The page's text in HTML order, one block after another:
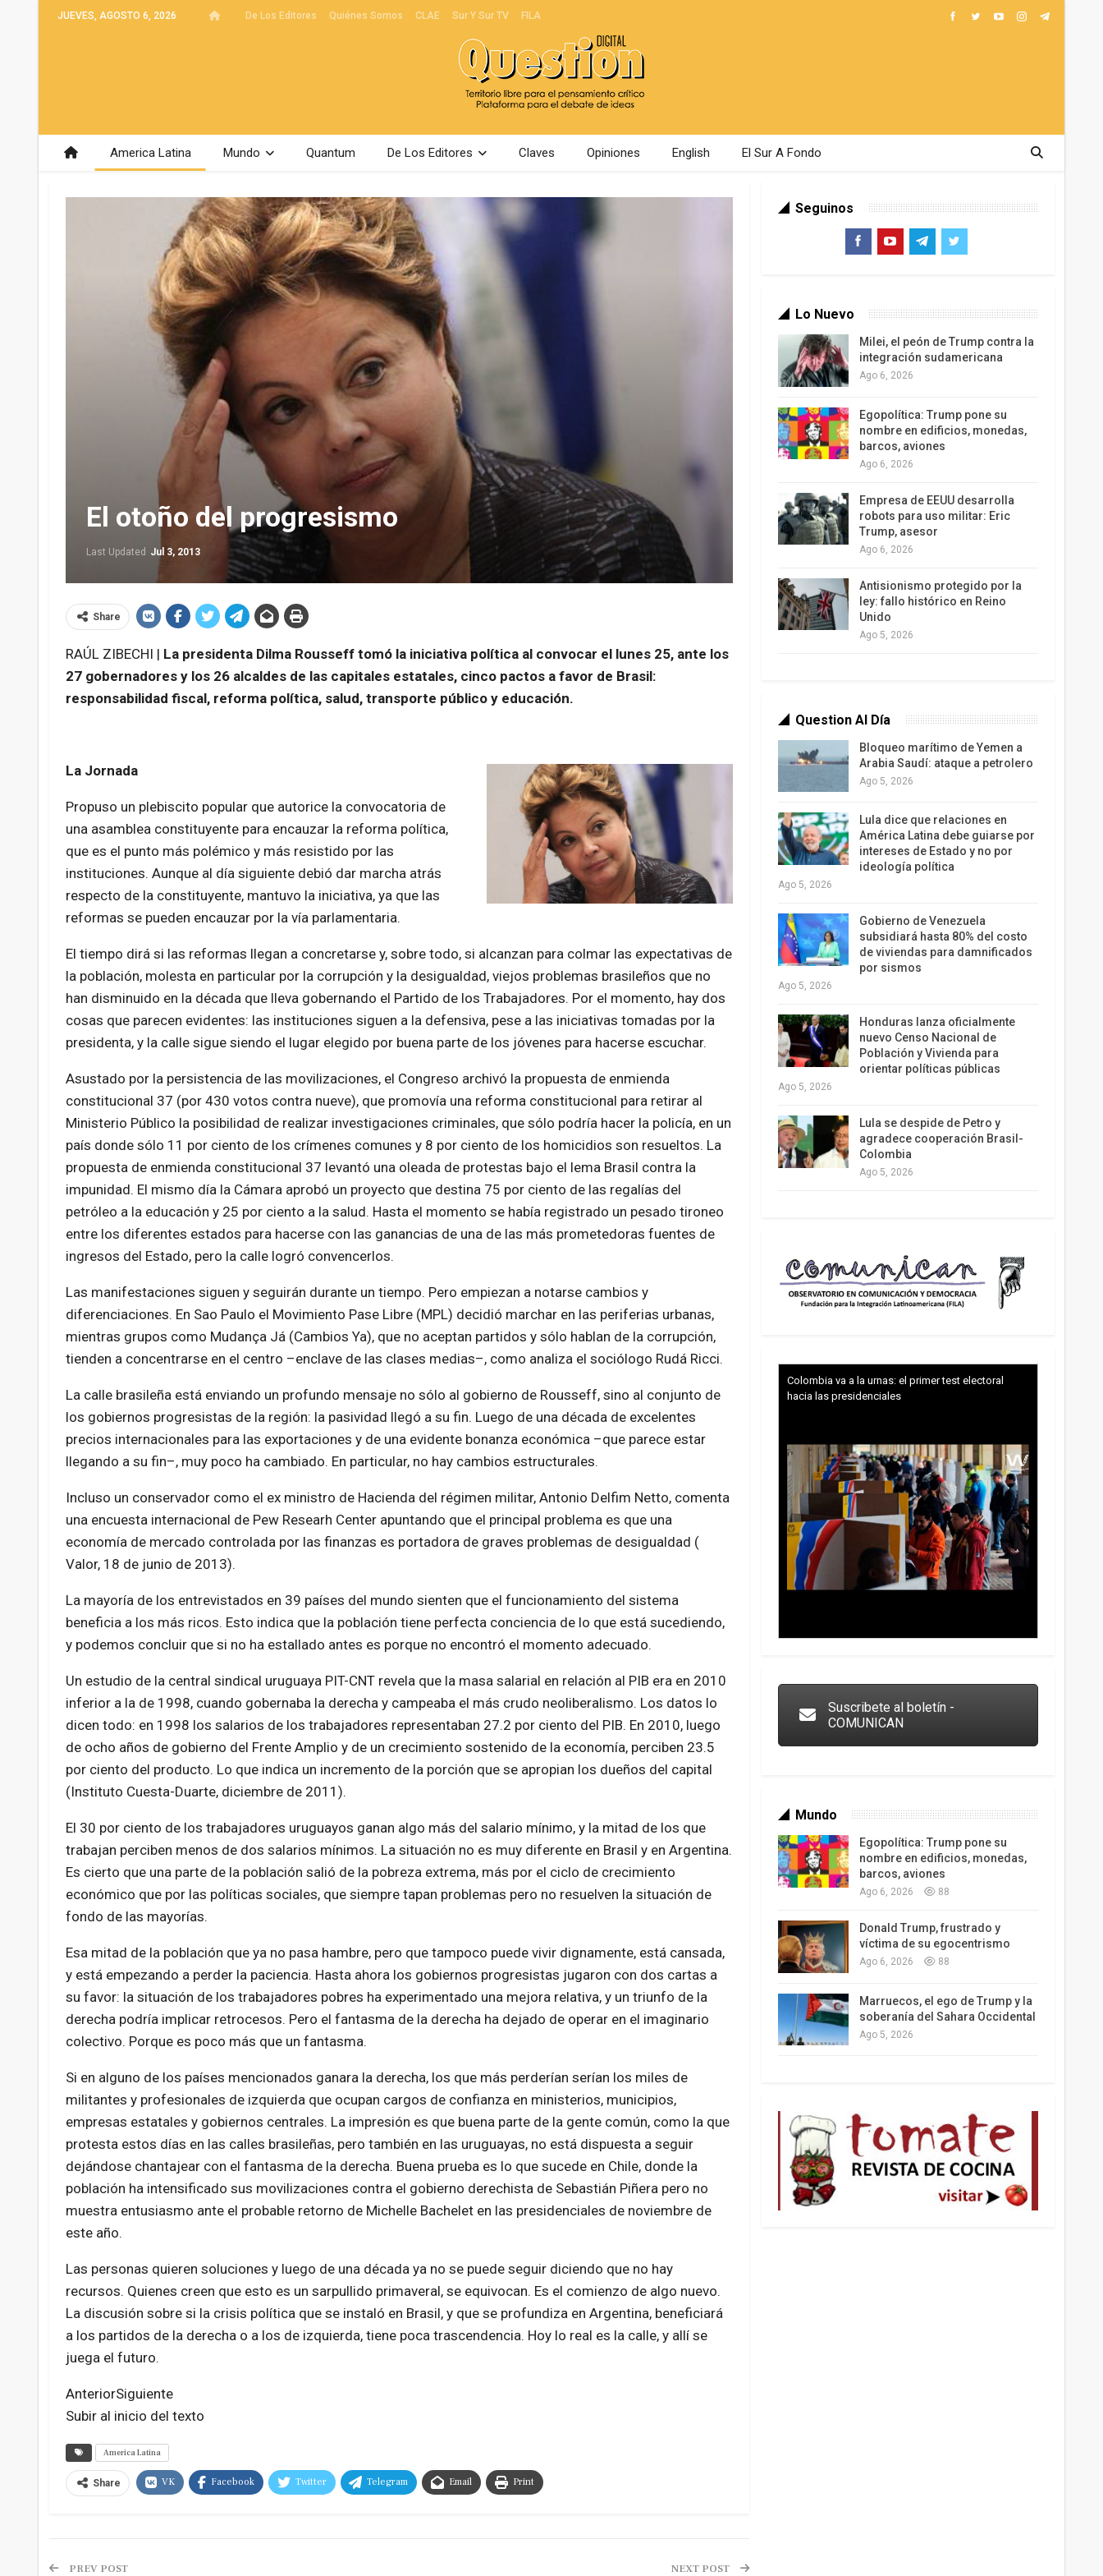
JUEVES, AGOSTO 6, 2026 De Los Editores Quiénes Somos CLAE Sur Y Sur TV FILA
America Latina Mundo Quantum De Los Editores Claves Opiniones English El Sur A Fondo
El otoño del progresismo
Last Updated Jul 3, 2013
Share
RAÚL ZIBECHI | La presidenta Dilma Rousseff tomó la iniciativa política al convocar el lunes 25, ante los
27 gobernadores y los 26 alcaldes de las capitales estatales, cinco pactos a favor de Brasil:
responsabilidad fiscal, reforma política, salud, transporte público y educación.
La Jornada
Propuso un plebiscito popular que autorice la convocatoria de
una asamblea constituyente para encauzar la reforma política,
que es el punto más polémico y más resistido por las
instituciones. Aunque al día siguiente debió dar marcha atrás
respecto de la constituyente, mantuvo la iniciativa, ya que las
reformas se pueden encauzar por la vía parlamentaria.
El tiempo dirá si las reformas llegan a concretarse y, sobre todo, si alcanzan para colmar las expectativas de
la población, molesta en particular por la corrupción y la desigualdad, viejos problemas brasileños que no
han disminuido en la década que lleva gobernando el Partido de los Trabajadores. Por el momento, hay dos
cosas que parecen evidentes: las instituciones siguen a la defensiva, pese a las iniciativas tomadas por la
presidenta, y la calle sigue siendo el lugar elegido por buena parte de los jóvenes para hacerse escuchar.
Asustado por la persistencia de las movilizaciones, el Congreso archivó la propuesta de enmienda
constitucional 37 (por 430 votos contra nueve), que promovía una reforma constitucional para retirar al
Ministerio Público la posibilidad de realizar investigaciones criminales, que sólo podría hacer la policía, en un
país donde sólo 11 por ciento de los crímenes comunes y 8 por ciento de los homicidios son resueltos. La
propuesta de enmienda constitucional 37 levantó una oleada de protestas bajo el lema Brasil contra la
impunidad. El mismo día la Cámara aprobó un proyecto que destina 75 por ciento de las regalías del
petróleo a la educación y 25 por ciento a la salud. Hasta el momento se había registrado un pesado tironeo
entre los diferentes estados para hacerse con las ganancias de una de las más prometedoras fuentes de
ingresos del Estado, pero la calle logró convencerlos.
Las manifestaciones siguen y seguirán durante un tiempo. Pero empiezan a notarse cambios y
diferenciaciones. En Sao Paulo el Movimiento Pase Libre (MPL) decidió marchar en las periferias urbanas,
mientras grupos como Mudança Já (Cambios Ya), que no aceptan partidos y sólo hablan de la corrupción,
tienden a concentrarse en el centro –enclave de las clases medias–, como analiza el sociólogo Rudá Ricci.
La calle brasileña está enviando un profundo mensaje no sólo al gobierno de Rousseff, sino al conjunto de
los gobiernos progresistas de la región: la pasividad llegó a su fin. Luego de una década de excelentes
precios internacionales para las exportaciones y de una evidente bonanza económica –que parece estar
llegando a su fin–, muy poco ha cambiado. En particular, no hay cambios estructurales.
Incluso un conservador como el ex ministro de Hacienda del régimen militar, Antonio Delfim Netto, comenta
una encuesta internacional de Pew Researh Center apuntando que el principal problema es que una
economía de mercado controlada por las finanzas es portadora de graves problemas de desigualdad (
Valor, 18 de junio de 2013).
La mayoría de los entrevistados en 39 países del mundo sienten que el funcionamiento del sistema
beneficia a los más ricos. Esto indica que la población tiene perfecta conciencia de lo que está sucediendo,
y podemos concluir que si no ha estallado antes es porque no encontró el momento adecuado.
Un estudio de la central sindical uruguaya PIT-CNT revela que la masa salarial en relación al PIB era en 2010
inferior a la de 1998, cuando gobernaba la derecha y campeaba el más crudo neoliberalismo. Los datos lo
dicen todo: en 1998 los salarios de los trabajadores representaban 27.2 por ciento del PIB. En 2010, luego
de ocho años de gobierno del Frente Amplio y de un crecimiento sostenido de la economía, perciben 23.5
por ciento del producto. Lo que indica un incremento de la porción que se apropian los dueños del capital
(Instituto Cuesta-Duarte, diciembre de 2011).
El 30 por ciento de los trabajadores uruguayos ganan algo más del salario mínimo, y la mitad de los que
trabajan perciben menos de dos salarios mínimos. La situación no es muy diferente en Brasil y en Argentina.
Es cierto que una parte de la población salió de la pobreza extrema, más por el ciclo de crecimiento
económico que por las políticas sociales, que siempre tapan problemas pero no resuelven la situación de
fondo de las mayorías.
Esa mitad de la población que ya no pasa hambre, pero que tampoco puede vivir dignamente, está cansada,
y está empezando a perder la paciencia. Hasta ahora los gobiernos progresistas jugaron con dos cartas a
su favor: la situación de los trabajadores pobres ha experimentado una mejora relativa, y un triunfo de la
derecha podría implicar retrocesos. Pero el fantasma de la derecha ha dejado de operar en el imaginario
colectivo. Porque es poco más que un fantasma.
Si en alguno de los países mencionados ganara la derecha, los que más perderían serían los miles de
militantes y profesionales de izquierda que ocupan cargos de confianza en ministerios, municipios,
empresas estatales y gobiernos centrales. La impresión es que buena parte de la gente común, como la que
protesta estos días en las calles brasileñas, pero también en las uruguayas, no está dispuesta a seguir
dejándose chantajear con el fantasma de la derecha. Buena prueba es lo que sucede en Chile, donde la
población ha intensificado sus movilizaciones contra el gobierno derechista de Sebastián Piñera pero no
muestra entusiasmo ante el probable retorno de Michelle Bachelet en las presidenciales de noviembre de
este año.
Las personas quieren soluciones y luego de una década ya no se puede seguir diciendo que no hay
recursos. Quienes creen que esto es un sarpullido primaveral, se equivocan. Es el comienzo de algo nuevo.
La discusión sobre si la crisis política que se instaló en Brasil, y que se profundiza en Argentina, beneficiará
a los partidos de la derecha o a los de izquierda, tiene poca trascendencia. Hoy lo real es la calle, y allí se
juega el futuro.
AnteriorSiguiente
Subir al inicio del texto
America Latina
Share VK Facebook Twitter Telegram Email Print
PREV POST NEXT POST
Seguinos
Lo Nuevo
Milei, el peón de Trump contra la
integración sudamericana
Ago 6, 2026
Egopolítica: Trump pone su
nombre en edificios, monedas,
barcos, aviones
Ago 6, 2026
Empresa de EEUU desarrolla
robots para uso militar: Eric
Trump, asesor
Ago 6, 2026
Antisionismo protegido por la
ley: fallo histórico en Reino
Unido
Ago 5, 2026
Question Al Día
Bloqueo marítimo de Yemen a
Arabia Saudí: ataque a petrolero
Ago 5, 2026
Lula dice que relaciones en
América Latina debe guiarse por
intereses de Estado y no por
ideología política
Ago 5, 2026
Gobierno de Venezuela
subsidiará hasta 80% del costo
de viviendas para damnificados
por sismos
Ago 5, 2026
Honduras lanza oficialmente
nuevo Censo Nacional de
Población y Vivienda para
orientar políticas públicas
Ago 5, 2026
Lula se despide de Petro y
agradece cooperación Brasil-
Colombia
Ago 5, 2026
Colombia va a la urnas: el primer test electoral
hacia las presidenciales
Suscribete al boletín -
COMUNICAN
Mundo
Egopolítica: Trump pone su
nombre en edificios, monedas,
barcos, aviones
Ago 6, 2026 88
Donald Trump, frustrado y
víctima de su egocentrismo
Ago 6, 2026 88
Marruecos, el ego de Trump y la
soberanía del Sahara Occidental
Ago 5, 2026